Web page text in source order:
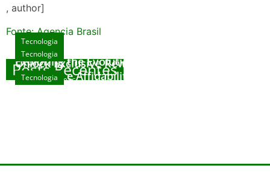
, author]
Fonte: Agencia Brasil
Posts Recentes
Tecnologia
Exploring the Evolution of Online Slot Games
agosto 7, 2026
Tecnologia
Unlock Exclusive Rewards at The Big Dog
House
Tecnologia
Sicurezza e Affidabilità di Mr Nulls Wicked
Wares
Tecnologia